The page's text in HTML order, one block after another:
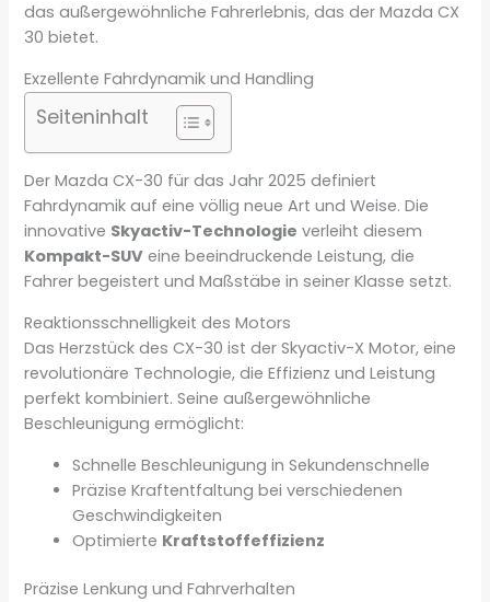
das außergewöhnliche Fahrerlebnis, das der Mazda CX
30 bietet.
Exzellente Fahrdynamik und Handling
Seiteninhalt
Der Mazda CX-30 für das Jahr 2025 definiert
Fahrdynamik auf eine völlig neue Art und Weise. Die
innovative Skyactiv-Technologie verleiht diesem
Kompakt-SUV eine beeindruckende Leistung, die
Fahrer begeistert und Maßstäbe in seiner Klasse setzt.
Reaktionsschnelligkeit des Motors
Das Herzstück des CX-30 ist der Skyactiv-X Motor, eine
revolutionäre Technologie, die Effizienz und Leistung
perfekt kombiniert. Seine außergewöhnliche
Beschleunigung ermöglicht:
Schnelle Beschleunigung in Sekundenschnelle
Präzise Kraftentfaltung bei verschiedenen
Geschwindigkeiten
Optimierte Kraftstoffeffizienz
Präzise Lenkung und Fahrverhalten